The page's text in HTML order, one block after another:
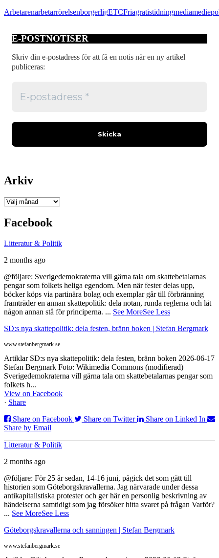
gratis
ArbetarenarbetarrörelsenborgerligETCFriagratistidningmedia
E-POSTNOTISER
Skriv din e-postadress för att få en notis när en ny artikel
publiceras:
Arkiv
Arkiv
Facebook
Litteratur & Politik
2 months ago
@följare: Sverigedemokraterna vill gärna tala om skattebetalarnas
pengar som folkets heliga egendom. Men när fester delas upp,
böcker köps via partinära bolag och exemplar går till förbränning
framträder en annan skattepolitik: dela notan, runda reglerna och låt
någon annan stå för principerna. ... See MoreSee Less
SD:s nya skattepolitik: dela festen, bränn boken | Stefan Bergmark
www.stefanbergmark.se
Artiklar SD:s nya skattepolitik: dela festen, bränn boken 2026-06-17
Stefan Bergmark Foto: Wikimedia Commons (modifierad)
Sverigedemokraterna vill gärna tala om skattebetalarnas pengar som
folkets h...
View on Facebook
· Share
Share on Facebook
Share on Twitter
Share on Linked In
Share by Email
Litteratur & Politik
2 months ago
@följare: För 25 år sedan, 14-16 juni, pågick det som gått till
historien som Göteborgskravallerna. Jag närvarade under dessa
antikapitalistiska protester och ger här en personlig beskrivning av
händelserna samtidigt som jag försöker hitta svaret på frågan Varför?
... See MoreSee Less
Göteborgskravallerna och sanningen | Stefan Bergmark
www.stefanbergmark.se